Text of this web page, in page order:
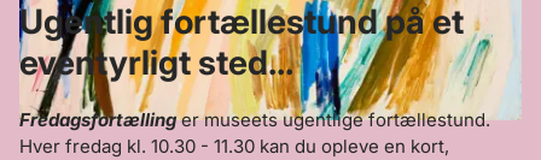
Ugentlig fortællestund på et
eventyrligt sted...
Fredagsfortælling er museets ugentlige fortællestund.
Hver fredag kl. 10.30 - 11.30 kan du opleve en kort,